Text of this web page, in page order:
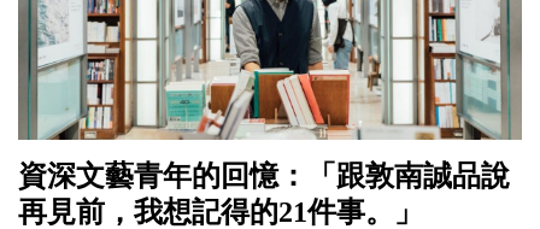
資深文藝青年的回憶：「跟敦南誠品說
再見前，我想記得的21件事。」